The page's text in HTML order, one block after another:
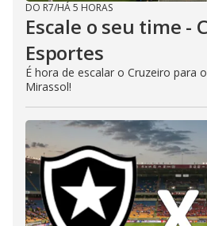
DO R7/HÁ 5 HORAS
Escale o seu time -
Esportes
É hora de escalar o Cruzeiro para
Mirassol!